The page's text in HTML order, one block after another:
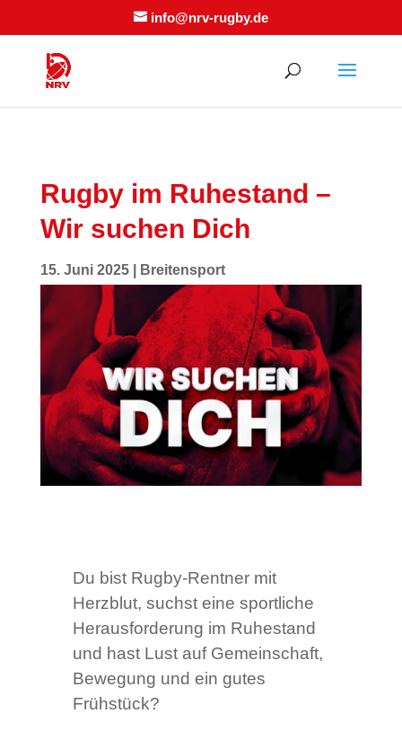
info@nrv-rugby.de
Rugby im Ruhestand –
Wir suchen Dich
15. Juni 2025| Breitensport
Du bist Rugby-Rentner mit
Herzblut, suchst eine sportliche
Herausforderung im Ruhestand
und hast Lust auf Gemeinschaft,
Bewegung und ein gutes
Frühstück?